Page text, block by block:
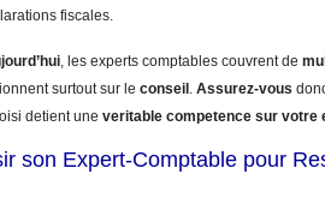
fiscales.
, les experts comptables couvrent de
surtout sur le conseil . Assurez-vous
detient une veritable competence sur votre
son Expert-Comptable pour